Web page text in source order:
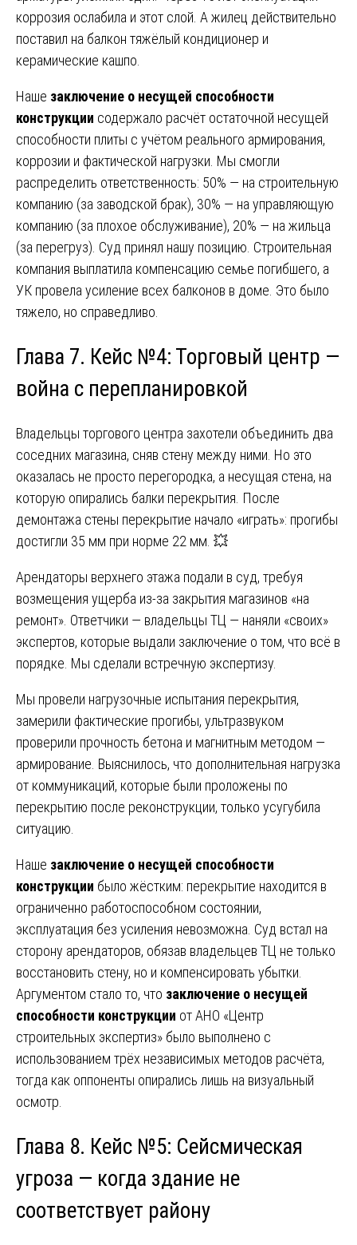
коррозия ослабила и этот слой. А жилец действительно
поставил на балкон тяжёлый кондиционер и
керамические кашпо.
Наше заключение о несущей способности
конструкции содержало расчёт остаточной несущей
способности плиты с учётом реального армирования,
коррозии и фактической нагрузки. Мы смогли
распределить ответственность: 50% — на строительную
компанию (за заводской брак), 30% — на управляющую
компанию (за плохое обслуживание), 20% — на жильца
(за перегруз). Суд принял нашу позицию. Строительная
компания выплатила компенсацию семье погибшего, а
УК провела усиление всех балконов в доме. Это было
тяжело, но справедливо.
Глава 7. Кейс №4: Торговый центр —
война с перепланировкой
Владельцы торгового центра захотели объединить два
соседних магазина, сняв стену между ними. Но это
оказалась не просто перегородка, а несущая стена, на
которую опирались балки перекрытия. После
демонтажа стены перекрытие начало «играть»: прогибы
достигли 35 мм при норме 22 мм. 💥
Арендаторы верхнего этажа подали в суд, требуя
возмещения ущерба из-за закрытия магазинов «на
ремонт». Ответчики — владельцы ТЦ — наняли «своих»
экспертов, которые выдали заключение о том, что всё в
порядке. Мы сделали встречную экспертизу.
Мы провели нагрузочные испытания перекрытия,
замерили фактические прогибы, ультразвуком
проверили прочность бетона и магнитным методом —
армирование. Выяснилось, что дополнительная нагрузка
от коммуникаций, которые были проложены по
перекрытию после реконструкции, только усугубила
ситуацию.
Наше заключение о несущей способности
конструкции было жёстким: перекрытие находится в
ограниченно работоспособном состоянии,
эксплуатация без усиления невозможна. Суд встал на
сторону арендаторов, обязав владельцев ТЦ не только
восстановить стену, но и компенсировать убытки.
Аргументом стало то, что заключение о несущей
способности конструкции от АНО «Центр
строительных экспертиз» было выполнено с
использованием трёх независимых методов расчёта,
тогда как оппоненты опирались лишь на визуальный
осмотр.
Глава 8. Кейс №5: Сейсмическая
угроза — когда здание не
соответствует району